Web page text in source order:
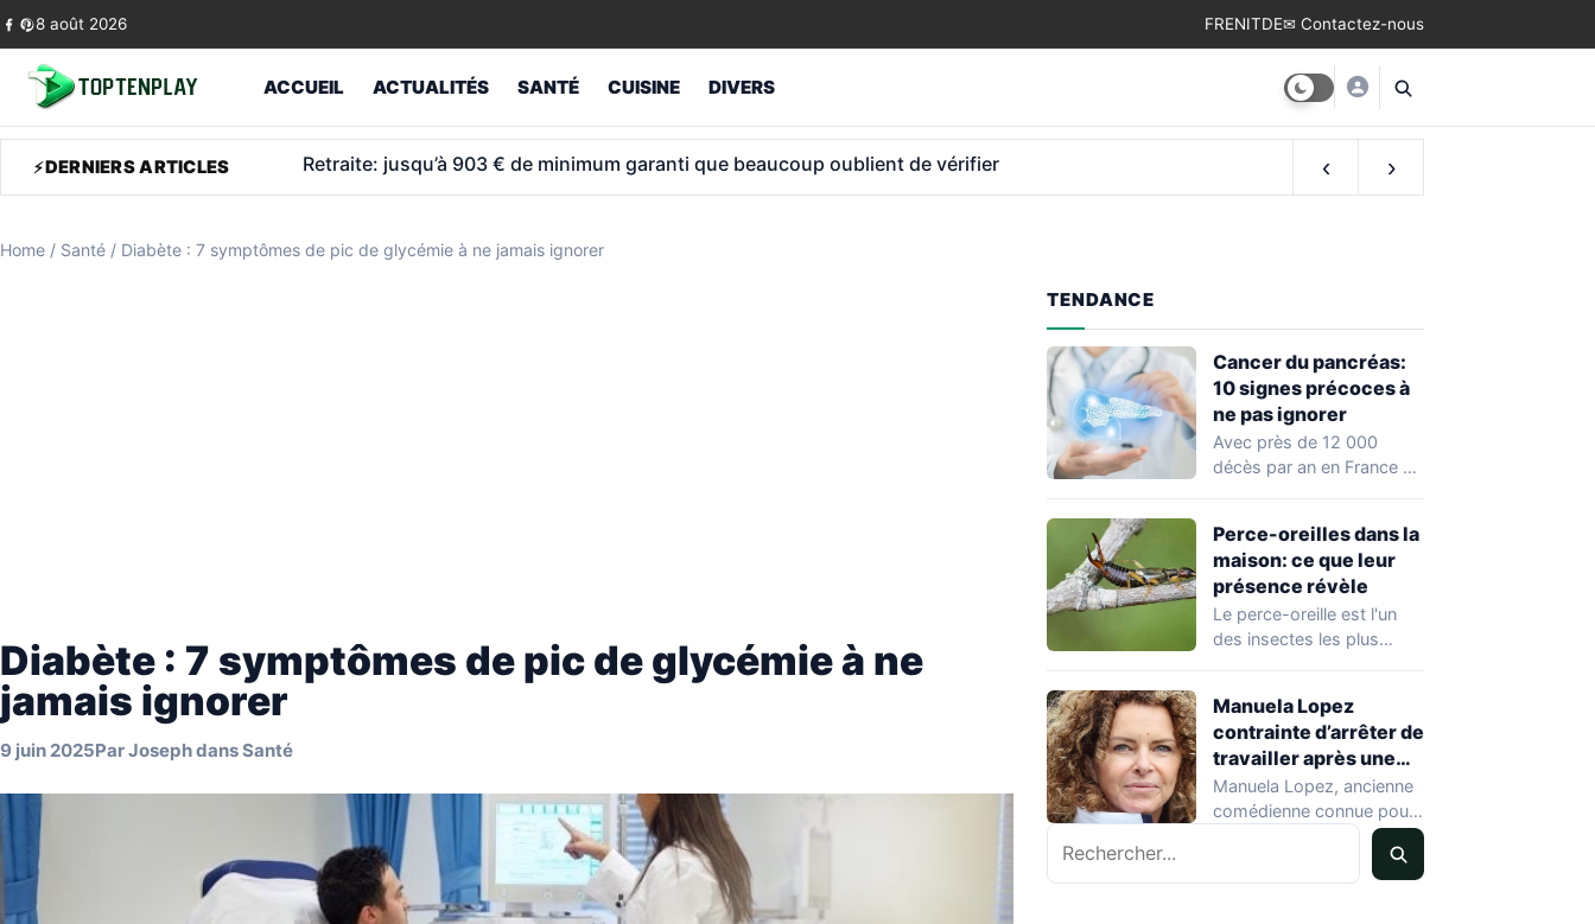
Skip to content
8 août 2026 FRENITDE✉ Contactez-nous
ACCUEIL ACTUALITÉS SANTÉ CUISINE DIVERS
DERNIERS ARTICLES PrimaPrix, le discount chic espagnol qui conquiert les banlieues aisées de Paris ‹ ›
Home / Santé / Diabète : 7 symptômes de pic de glycémie à ne jamais ignorer
Diabète : 7 symptômes de pic de glycémie à ne
jamais ignorer
9 juin 2025ParJosephdansSanté
TENDANCE
Cancer du pancréas:
10 signes précoces à
ne pas ignorer
Avec près de 12 000
décès par an en France et
Perce-oreilles dans la
maison: ce que leur
présence révèle
Le perce-oreille est l'un
des insectes les plus
Manuela Lopez
contrainte d’arrêter de
travailler après une
rechute cardiaque
Manuela Lopez, ancienne
comédienne connue pour
son rôle dans Hélène et